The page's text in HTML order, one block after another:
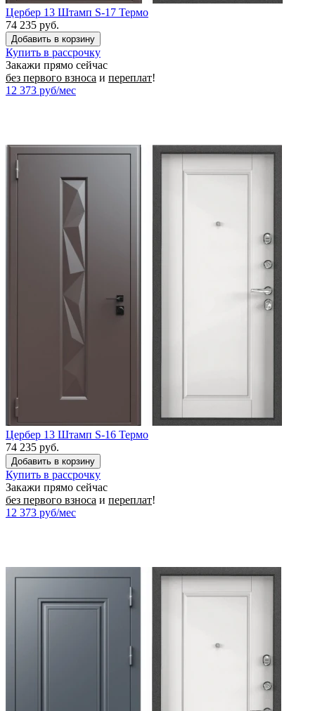
Цербер 13 Штамп S-17 Термо
74 235 руб.
Купить в рассрочку
Закажи прямо сейчас
без первого взноса и переплат!
12 373 руб/мес
Цербер 13 Штамп S-16 Термо
74 235 руб.
Купить в рассрочку
Закажи прямо сейчас
без первого взноса и переплат!
12 373 руб/мес